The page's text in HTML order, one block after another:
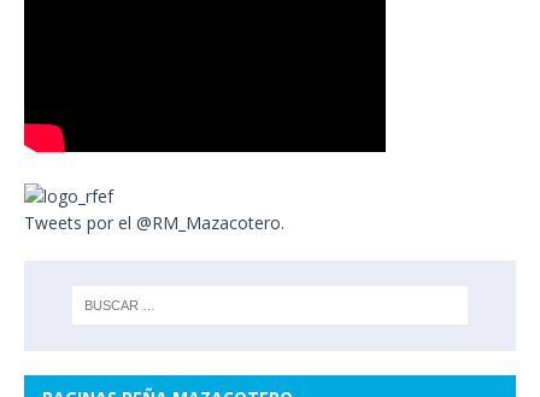
Tweets por el @RM_Mazacotero.